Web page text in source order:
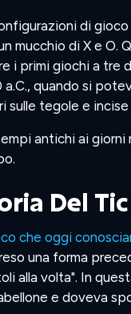
di
mucchio di X e O.
i primi giochi a tre
a.C., quando si
sulle tegole e
antichi ai giorni
Del
che oggi
una forma
alla volta". In
e doveva